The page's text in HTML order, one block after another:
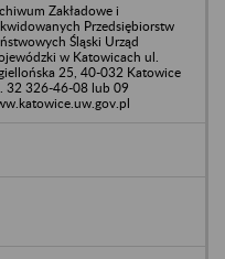
Zakładowe i
Przedsiębiorstw
Śląski Urząd
w Katowicach ul.
25, 40-032 Katowice
32 326-46-08 lub 09